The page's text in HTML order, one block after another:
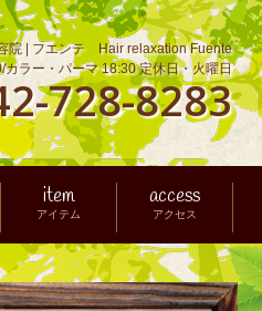
院 | フエンテ Hair relaxation Fuente
カラー・パーマ 18:30定休日・火曜日
728-8283
item
アイテム
access
アクセス